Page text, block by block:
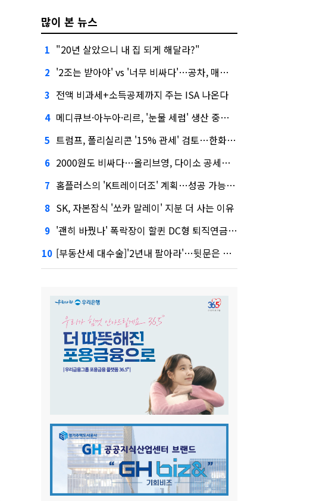
많이 본 뉴스
1 "20년 살았으니 내 집 되게 해달라?"
2 '2조는 받아야' vs '너무 비싸다'…공차, 매각 성공할까
3 전액 비과세+소득공제까지 주는 ISA 나온다
4 메디큐브·아누아·리르, '눈물 세럼' 생산 중단한다
5 트럼프, 폴리실리콘 '15% 관세' 검토…한화큐셀·OCI 영향은?
6 2000원도 비싸다…올리브영, 다이소 공세에 '가성비'로 맞불
7 홈플러스의 'K트레이더조' 계획…성공 가능성은 '글쎄'
8 SK, 자본잠식 '쏘카 말레이' 지분 더 사는 이유
9 '괜히 바꿨나' 폭락장이 할퀸 DC형 퇴직연금…전문가 조언은
10 [부동산세 대수술]'2년내 팔아라'…뒷문은 열었다